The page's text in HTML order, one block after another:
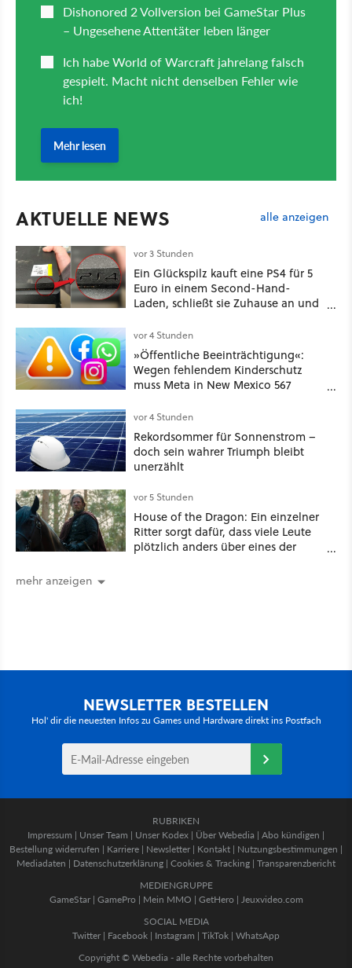
AKTUELLE NEWS alle anzeigen
vor 3 Stunden
Ein Glückspilz kauft eine PS4 für 5
Euro in einem Second-Hand-
Laden, schließt sie Zuhause an und
funktionierende PlayStation [Best of
GameStar]
vor 4 Stunden
»Öffentliche Beeinträchtigung«:
Wegen fehlendem Kinderschutz
muss Meta in New Mexico 567
vor 4 Stunden
Rekordsommer für Sonnenstrom –
doch sein wahrer Triumph bleibt
unerzählt
vor 5 Stunden
House of the Dragon: Ein einzelner
Ritter sorgt dafür, dass viele Leute
plötzlich anders über eines der
mehr anzeigen
NEWSLETTER BESTELLEN
Hol' dir die neuesten Infos zu Games und Hardware direkt ins Postfach
RUBRIKEN
Impressum | Unser Team | Unser Kodex | Über Webedia | Abo kündigen |
Bestellung widerrufen | Karriere | Newsletter | Kontakt | Nutzungsbestimmungen |
Mediadaten | Datenschutzerklärung | Cookies & Tracking | Transparenzbericht
MEDIENGRUPPE
GameStar| GamePro | Mein MMO | GetHero | Jeuxvideo.com
SOCIAL MEDIA
Twitter | Facebook | Instagram | TikTok | WhatsApp
Copyright © Webedia - alle Rechte vorbehalten